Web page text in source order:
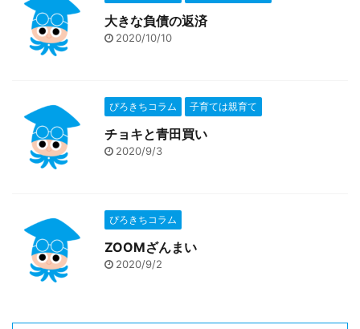
大きな負債の返済
2020/10/10
ぴろきちコラム 子育ては親育て
チョキと青田買い
2020/9/3
ぴろきちコラム
ZOOMざんまい
2020/9/2